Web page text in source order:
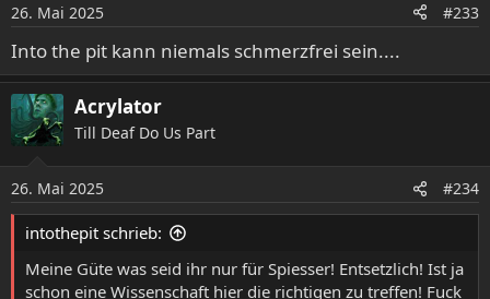
n
e
n
:
26. Mai 2025 #233
Into the pit kann niemals schmerzfrei sein....
Acrylator
Till Deaf Do Us Part
26. Mai 2025 #234
intothepit schrieb:
Meine Güte was seid ihr nur für Spiesser! Entsetzlich! Ist ja
schon eine Wissenschaft hier die richtigen zu treffen! Fuck